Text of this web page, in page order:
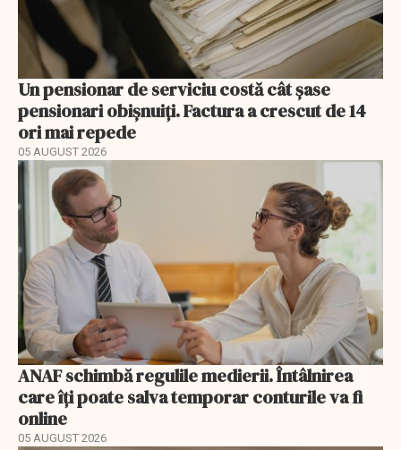
Un pensionar de serviciu costă cât șase
pensionari obișnuiți. Factura a crescut de 14
ori mai repede
05 AUGUST 2026
ANAF schimbă regulile medierii. Întâlnirea
care îți poate salva temporar conturile va fi
online
05 AUGUST 2026